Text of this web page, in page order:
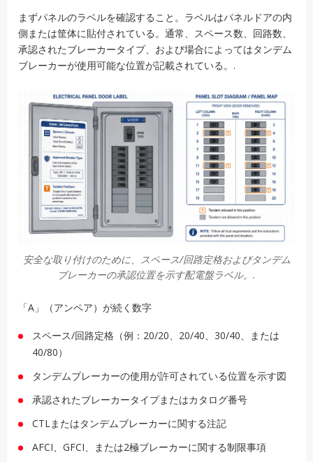
まずパネルのラベルを確認すること。ラベルはパネルドアの内
側または筐体に貼付されている。通常、スペース数、回路数、
承認されたブレーカータイプ、および場合によってはタンデム
ブレーカーが使用可能な位置が記載されている。.
安全な取り付けのために、スペース/回路定格およびタンデム
ブレーカーの承認位置を示す配電盤ラベル。.
「A」（アンペア）が続く数字
スペース/回路定格（例：20/20、20/40、30/40、または
40/80）
タンデムブレーカーの使用が許可されている位置を示す図
承認されたブレーカータイプまたはカタログ番号
CTLまたはタンデムブレーカーに関する注記
AFCI、GFCI、または2極ブレーカーに関する制限事項